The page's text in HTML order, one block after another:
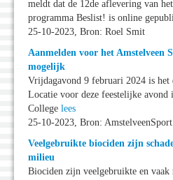
meldt dat de 12de aflevering van
programma Beslist! is online
25-10-2023, Bron: Roel Smit
Aanmelden voor het Amstelveen
mogelijk
Vrijdagavond 9 februari 2024 is het
Locatie voor deze feestelijke avond
College lees
25-10-2023, Bron: AmstelveenSport
Veelgebruikte biociden zijn
milieu
Biociden zijn veelgebruikte en vaak